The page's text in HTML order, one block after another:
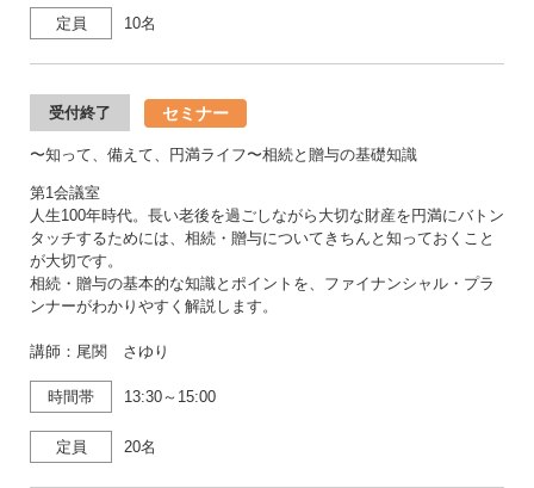
定員 10名
受付終了 セミナー
〜知って、備えて、円満ライフ〜相続と贈与の基礎知識
第1会議室
人生100年時代。長い老後を過ごしながら大切な財産を円満にバトン
タッチするためには、相続・贈与についてきちんと知っておくこと
が大切です。
相続・贈与の基本的な知識とポイントを、ファイナンシャル・プラ
ンナーがわかりやすく解説します。
講師：尾関 さゆり
時間帯 13:30～15:00
定員 20名